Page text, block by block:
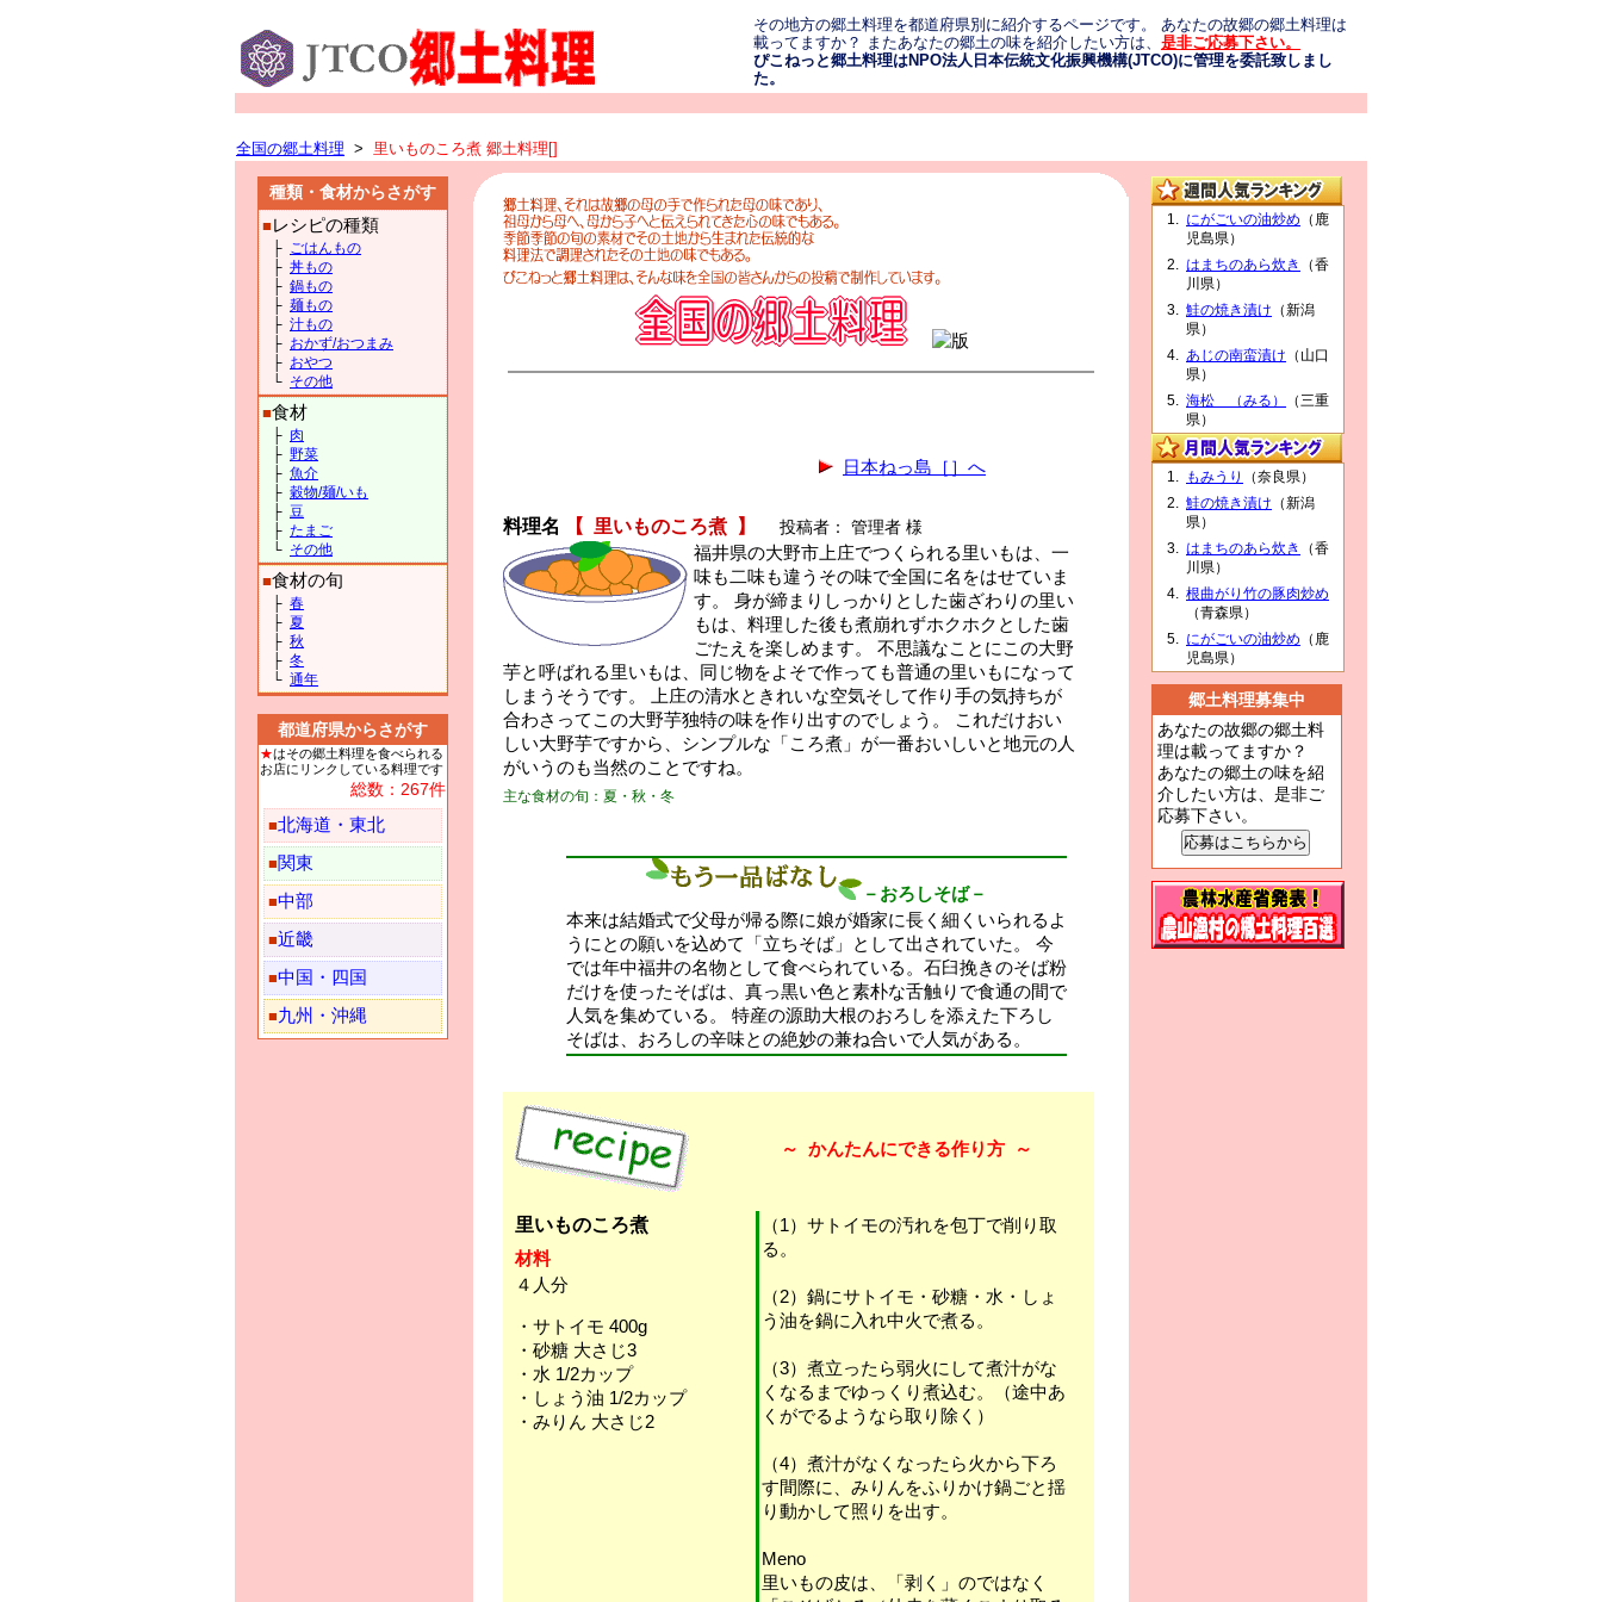
その地方の郷土料理を都道府県別に紹介するページです。 あなたの故郷の郷土料理は
載ってますか？ またあなたの郷土の味を紹介したい方は、 是非ご応募下さい。
ぴこねっと郷土料理はNPO法人日本伝統文化振興機構(JTCO)に管理を委託致しまし
た。
全国の郷土料理 > 里いものころ煮 郷土料理[]
種類・食材からさがす
■ レシピの種類
├ ごはんもの
├ 丼もの
├ 鍋もの
├ 麺もの
├ 汁もの
├ おかず/おつまみ
├ おやつ
└ その他
■食材
├ 肉
├ 野菜
├ 魚介
├ 穀物/麺/いも
├ 豆
├ たまご
└ その他
■食材の旬
├ 春
├ 夏
├ 秋
├ 冬
└ 通年
都道府県からさがす
★はその郷土料理を食べられる
お店にリンクしている料理です
総数：267件
■北海道・東北
■関東
■中部
■近畿
■中国・四国
■九州・沖縄
日本ねっ島［］へ
料理名 【 里いものころ煮 】
投稿者： 管理者 様
福井県の大野市上庄でつくられる里いもは、一
味も二味も違うその味で全国に名をはせていま
す。 身が締まりしっかりとした歯ざわりの里い
もは、料理した後も煮崩れずホクホクとした歯
ごたえを楽しめます。 不思議なことにこの大野
芋と呼ばれる里いもは、同じ物をよそで作っても普通の里いもになって
しまうそうです。 上庄の清水ときれいな空気そして作り手の気持ちが
合わさってこの大野芋独特の味を作り出すのでしょう。 これだけおい
しい大野芋ですから、シンプルな「ころ煮」が一番おいしいと地元の人
がいうのも当然のことですね。
主な食材の旬：夏・秋・冬
－おろしそば－
本来は結婚式で父母が帰る際に娘が婚家に長く細くいられるよ
うにとの願いを込めて「立ちそば」として出されていた。 今
では年中福井の名物として食べられている。石臼挽きのそば粉
だけを使ったそばは、真っ黒い色と素朴な舌触りで食通の間で
人気を集めている。 特産の源助大根のおろしを添えた下ろし
そばは、おろしの辛味との絶妙の兼ね合いで人気がある。
～ かんたんにできる作り方 ～
里いものころ煮
材料
４人分
・サトイモ 400g
・砂糖 大さじ3
・水 1/2カップ
・しょう油 1/2カップ
・みりん 大さじ2
（1）サトイモの汚れを包丁で削り取
る。
（2）鍋にサトイモ・砂糖・水・しょ
う油を鍋に入れ中火で煮る。
（3）煮立ったら弱火にして煮汁がな
くなるまでゆっくり煮込む。（途中あ
くがでるようなら取り除く）
（4）煮汁がなくなったら火から下ろ
す間際に、みりんをふりかけ鍋ごと揺
り動かして照りを出す。
Meno
里いもの皮は、「剥く」のではなく
にがごいの油炒め （鹿
児島県）
はまちのあら炊き
（香
川県）
鮭の焼き漬け （新潟
県）
あじの南蛮漬け （山口
県）
海松 （みる）
（三重
県）
もみうり
（奈良県）
鮭の焼き漬け （新潟
県）
はまちのあら炊き
（香
川県）
根曲がり竹の豚肉炒め
（青森県）
にがごいの油炒め （鹿
児島県）
郷土料理募集中
あなたの故郷の郷土料
理は載ってますか？
あなたの郷土の味を紹
介したい方は、是非ご
応募下さい。